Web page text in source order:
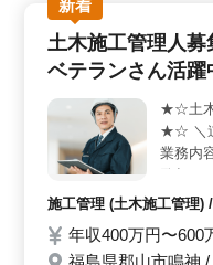
ます。資格手当や交通
ます。 ＜福利厚生＞
用・労災・健康・厚生
島県内での就業なので
す。ワークライフバラ
す。 ＜活躍環境＞
務。男性7：女性3とい
躍中です。土日祝お休
バランスを大切にする
る環境が整っています。
新着
土木施工管理人
ベテランさん活躍
★☆土木
★☆ ＼
業務内
・施工
応、社
施工管理 (土木施工管理)
年収400万円〜